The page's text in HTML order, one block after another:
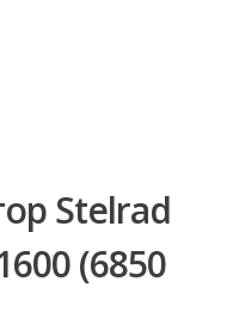
Stelrad
(6850